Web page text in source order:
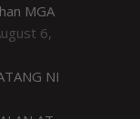
MGA
6,
NI